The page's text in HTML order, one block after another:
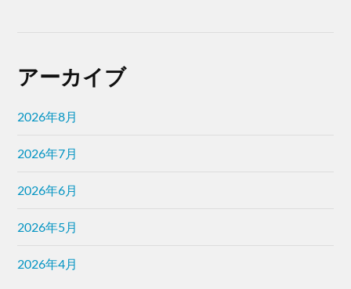
アーカイブ
2026年8月
2026年7月
2026年6月
2026年5月
2026年4月